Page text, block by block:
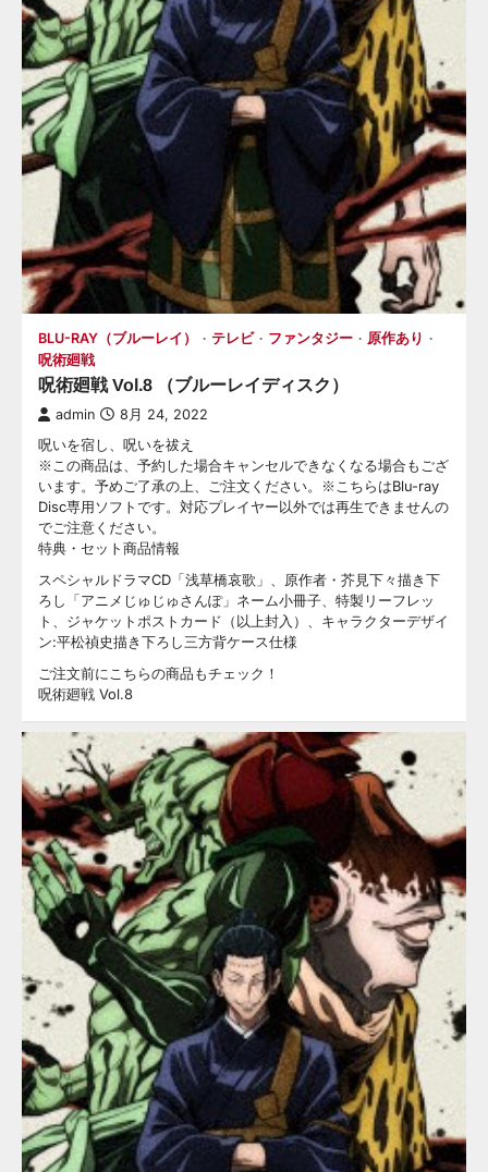
BLU-RAY（ブルーレイ） テレビ ファンタジー
原作あり
呪術廻戦
呪術廻戦 Vol.8 （ブルーレイディスク）
admin 8月 24, 2022
呪いを宿し、呪いを祓え
※この商品は、予約した場合キャンセルできなくなる場合もござ
います。予めご了承の上、ご注文ください。※こちらはBlu-ray
Disc専用ソフトです。対応プレイヤー以外では再生できませんの
でご注意ください。
特典・セット商品情報
スペシャルドラマCD「浅草橋哀歌」、原作者・芥見下々描き下
ろし「アニメじゅじゅさんぽ」ネーム小冊子、特製リーフレッ
ト、ジャケットポストカード（以上封入）、キャラクターデザイ
ン:平松禎史描き下ろし三方背ケース仕様
ご注文前にこちらの商品もチェック！
呪術廻戦 Vol.8